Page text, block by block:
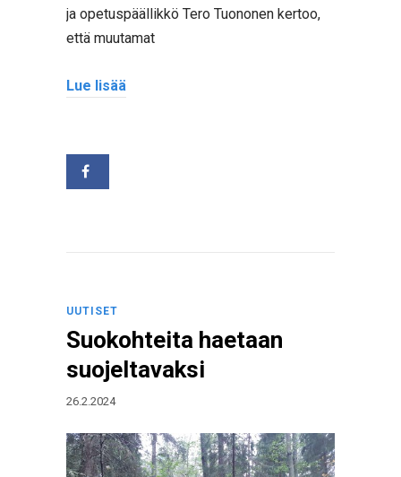
ja opetuspäällikkö Tero Tuononen kertoo,
että muutamat
Lue lisää
UUTISET
Suokohteita haetaan
suojeltavaksi
26.2.2024